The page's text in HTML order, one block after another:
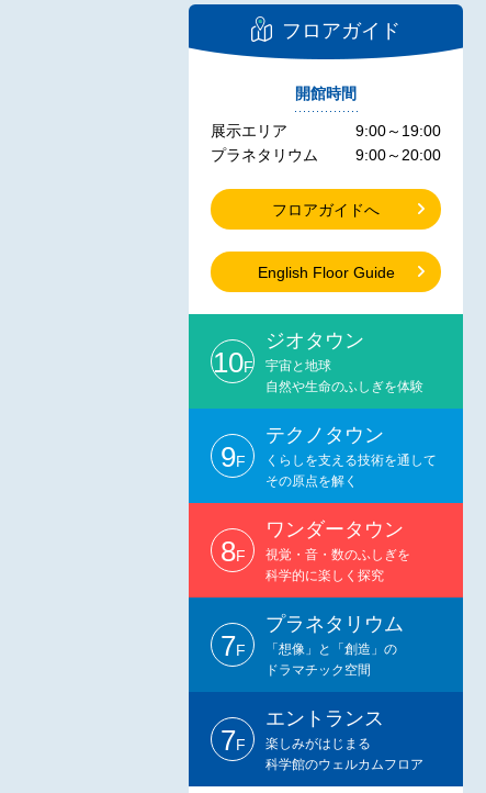
フロアガイド
開館時間
展示エリア
プラネタリウム
9:00～19:00
9:00～20:00
フロアガイドへ
English Floor Guide
10F
ジオタウン
宇宙と地球
自然や生命のふしぎを体験
9F
テクノタウン
くらしを支える技術を通して
その原点を解く
8F
ワンダータウン
視覚・音・数のふしぎを
科学的に楽しく探究
7F
プラネタリウム
「想像」と「創造」の
ドラマチック空間
7F
エントランス
楽しみがはじまる
科学館のウェルカムフロア